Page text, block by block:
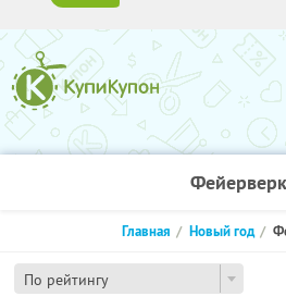
По рейтингу
Главная Новый год